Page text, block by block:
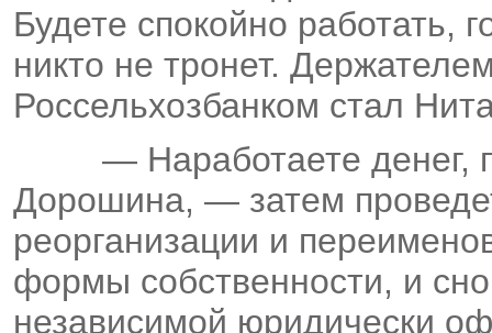
Будете спокойно работать,
никто не тронет.
Россельхозбанком стал
— Наработаете денег,
Дорошина, — затем
реорганизации и
формы собственности, и
независимой юридически